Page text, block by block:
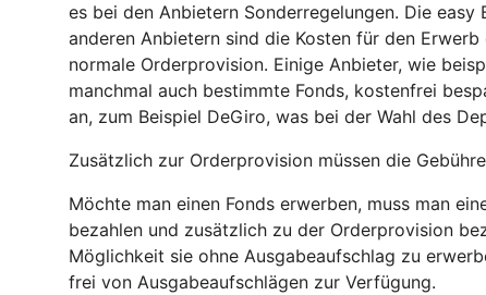
es bei den Anbietern Sonderregelungen. Die
anderen Anbietern sind die Kosten für den
normale Orderprovision. Einige Anbieter, wie
manchmal auch bestimmte Fonds, kostenfrei
an, zum Beispiel DeGiro, was bei der Wahl des
Zusätzlich zur Orderprovision müssen die
Möchte man einen Fonds erwerben, muss man
bezahlen und zusätzlich zu der Orderprovision
Möglichkeit sie ohne Ausgabeaufschlag zu
frei von Ausgabeaufschlägen zur Verfügung.